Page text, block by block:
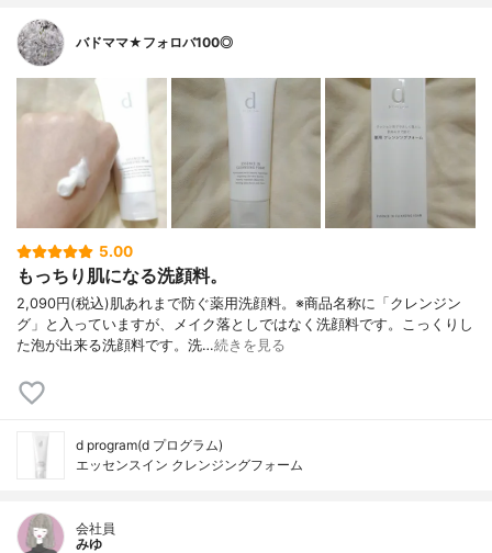
バドママ★フォロバ100◎
5.00
もっちり肌になる洗顔料。
2,090円(税込)肌あれまで防ぐ薬用洗顔料。※商品名称に「クレンジン
グ」と入っていますが、メイク落としではなく洗顔料です。こっくりし
た泡が出来る洗顔料です。洗…続きを見る
d program(d プログラム)
エッセンスイン クレンジングフォーム
会社員
みゆ